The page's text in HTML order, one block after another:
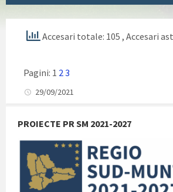
Accesari totale: 105 , Accesari
Pagini: 1 2 3
29/09/2021
PROIECTE PR SM 2021-2027